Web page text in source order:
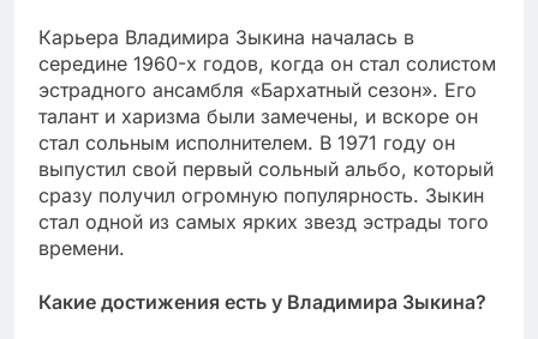
Карьера Владимира Зыкина началась в
середине 1960-х годов, когда он стал солистом
эстрадного ансамбля «Бархатный сезон». Его
талант и харизма были замечены, и вскоре он
стал сольным исполнителем. В 1971 году он
выпустил свой первый сольный альбо, который
сразу получил огромную популярность. Зыкин
стал одной из самых ярких звезд эстрады того
времени.
Какие достижения есть у Владимира Зыкина?